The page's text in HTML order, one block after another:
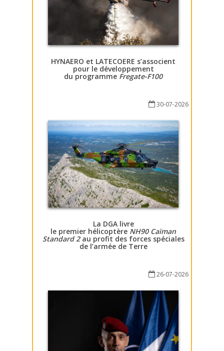
HYNAERO et LATECOERE s’associent
pour le développement
du programme Fregate-F100
30-07-2026
La DGA livre
le premier hélicoptère NH90 Caïman
Standard 2au profit des forces spéciales
de l’armée de Terre
26-07-2026